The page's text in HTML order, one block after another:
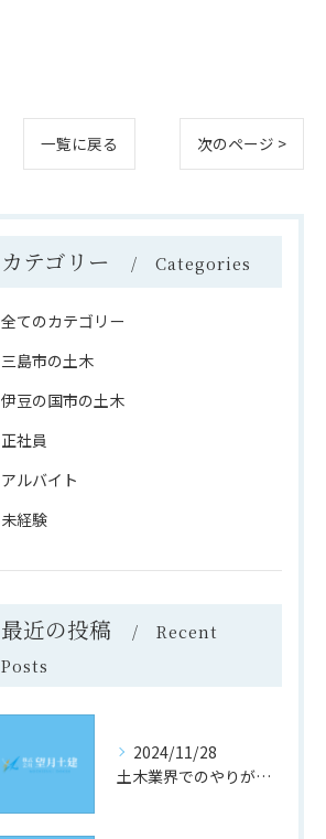
一覧に戻る 次のページ >
カテゴリー Categories
全てのカテゴリー
三島市の土木
伊豆の国市の土木
正社員
アルバイト
未経験
最近の投稿
Recent
Posts
2024/11/28
土木業界でのやりがいと成長の道